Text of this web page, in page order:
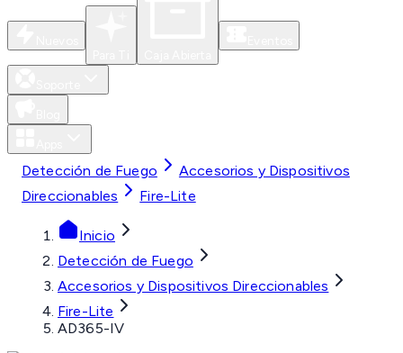
Detección de Fuego
Accesorios y Dispositivos
Direccionables
Fire-Lite
Inicio
Detección de Fuego
Accesorios y Dispositivos Direccionables
Fire-Lite
AD365-IV